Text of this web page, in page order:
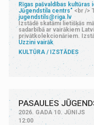
Rīgas pašvaldības kultūras
Jūgendstila centrs" <br />
jugendstils@riga.lv
Izstādē skatāmi lietišķās
sadarbībā ar vairākiem
privātkolekcionāriem.
Uzzini vairāk
KULTŪRA
IZSTĀDES
PASAULES
2026. GADA 10. JŪNIJS
12:00